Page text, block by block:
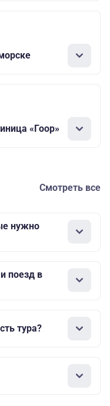
«Гоор»
Смотреть все
нужно
поезд в
тура?